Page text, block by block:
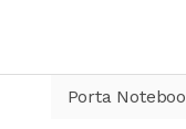
Porta